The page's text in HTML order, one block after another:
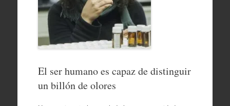
El ser humano es capaz de distinguir
un billón de olores